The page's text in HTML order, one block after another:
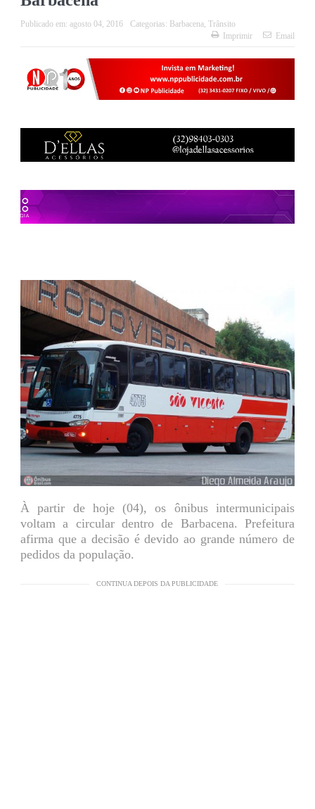
Publicado em: agosto 04, 2016 Categorias: Barbacena, Trânsito
Imprimir
Email
À partir de hoje (04), os ônibus intermunicipais
voltam a circular dentro de Barbacena. Prefeitura
afirma que a decisão é devido ao grande número de
pedidos da população.
CONTINUA DEPOIS DA PUBLICIDADE